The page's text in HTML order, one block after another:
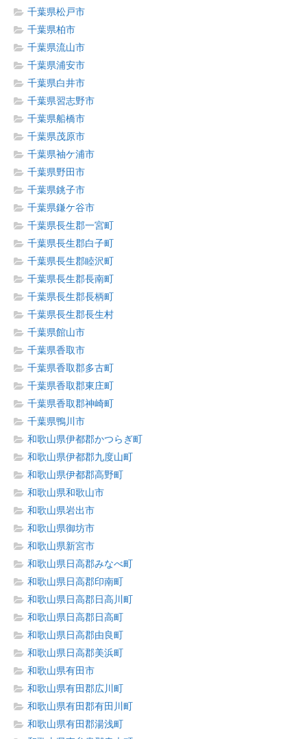
千葉県松戸市
千葉県柏市
千葉県流山市
千葉県浦安市
千葉県白井市
千葉県習志野市
千葉県船橋市
千葉県茂原市
千葉県袖ケ浦市
千葉県野田市
千葉県銚子市
千葉県鎌ケ谷市
千葉県長生郡一宮町
千葉県長生郡白子町
千葉県長生郡睦沢町
千葉県長生郡長南町
千葉県長生郡長柄町
千葉県長生郡長生村
千葉県館山市
千葉県香取市
千葉県香取郡多古町
千葉県香取郡東庄町
千葉県香取郡神崎町
千葉県鴨川市
和歌山県伊都郡かつらぎ町
和歌山県伊都郡九度山町
和歌山県伊都郡高野町
和歌山県和歌山市
和歌山県岩出市
和歌山県御坊市
和歌山県新宮市
和歌山県日高郡みなべ町
和歌山県日高郡印南町
和歌山県日高郡日高川町
和歌山県日高郡日高町
和歌山県日高郡由良町
和歌山県日高郡美浜町
和歌山県有田市
和歌山県有田郡広川町
和歌山県有田郡有田川町
和歌山県有田郡湯浅町